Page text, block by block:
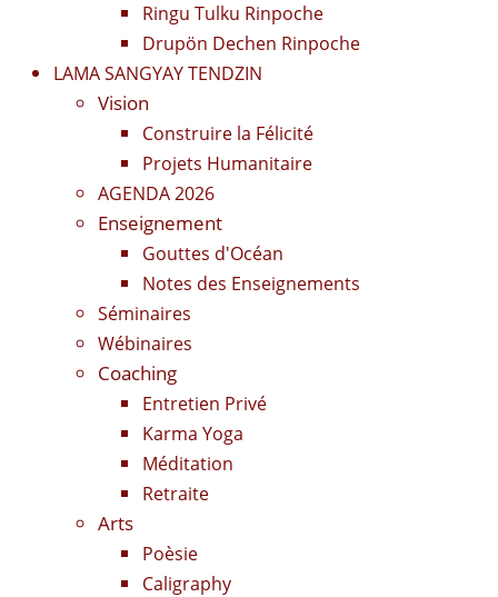
Ringu Tulku Rinpoche
Drupön Dechen Rinpoche
LAMA SANGYAY TENDZIN
Vision
Construire la Félicité
Projets Humanitaire
AGENDA 2026
Enseignement
Gouttes d'Océan
Notes des Enseignements
Séminaires
Wébinaires
Coaching
Entretien Privé
Karma Yoga
Méditation
Retraite
Arts
Poèsie
Caligraphy